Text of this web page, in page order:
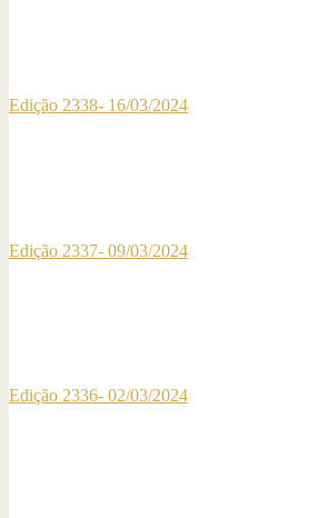
Edição 2338- 16/03/2024
Edição 2337- 09/03/2024
Edição 2336- 02/03/2024